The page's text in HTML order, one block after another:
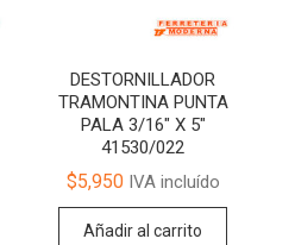
DESTORNILLADOR
TRAMONTINA PUNTA
PALA 3/16″ X 5″
41530/022
$5,950IVA incluído
Añadir al carrito